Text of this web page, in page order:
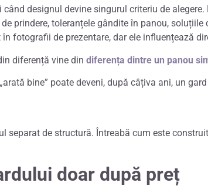
când designul devine singurul criteriu de alegere.
prindere, toleranțele gândite în panou,
fotografii de prezentare, dar ele influențează
diferență vine din diferența dintre un panou
bine” poate deveni, după câțiva ani, un
separat de structură. Întreabă cum este
doar după preț